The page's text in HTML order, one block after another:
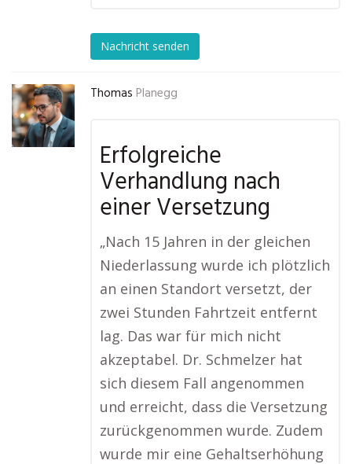
Nachricht senden
Thomas Planegg
Erfolgreiche
Verhandlung nach
einer Versetzung
„Nach 15 Jahren in der gleichen
Niederlassung wurde ich plötzlich
an einen Standort versetzt, der
zwei Stunden Fahrtzeit entfernt
lag. Das war für mich nicht
akzeptabel. Dr. Schmelzer hat
sich diesem Fall angenommen
und erreicht, dass die Versetzung
zurückgenommen wurde. Zudem
wurde mir eine Gehaltserhöhung